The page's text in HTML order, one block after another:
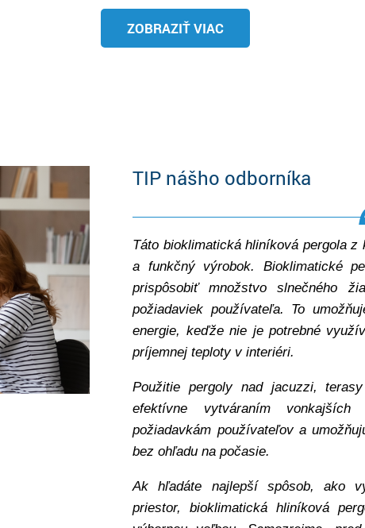
ZOBRAZIŤ VIAC
TIP nášho odborníka
Táto bioklimatická hliníková pergola
a funkčný výrobok. Bioklimatické
prispôsobiť množstvo slnečného
požiadaviek používateľa. To
energie, keďže nie je potrebné
príjemnej teploty v interiéri.
Použitie pergoly nad jacuzzi,
efektívne vytváraním
požiadavkám používateľov a
bez ohľadu na počasie.
Ak hľadáte najlepší spôsob, ako
priestor, bioklimatická hliníková